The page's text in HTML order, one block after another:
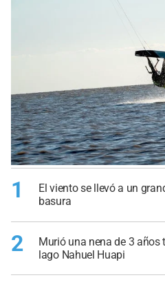
1
El viento se llevó a un
basura
2
Murió una nena de 3 años
lago Nahuel Huapi